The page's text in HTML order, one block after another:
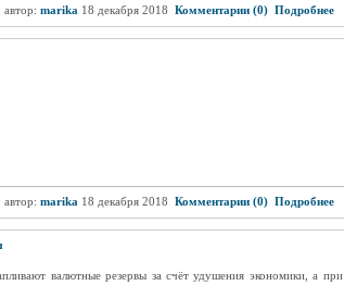
автор: marika 18 декабря 2018 Комментарии (0) Подробнее
автор: marika 18 декабря 2018 Комментарии (0) Подробнее
валютные резервы за счёт удушения экономики, а при